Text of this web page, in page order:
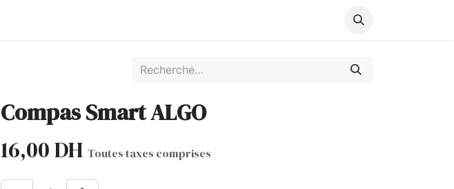
Sacs & Cartable
Compas Smart ALGO
16,00DH Toutes taxes comprises